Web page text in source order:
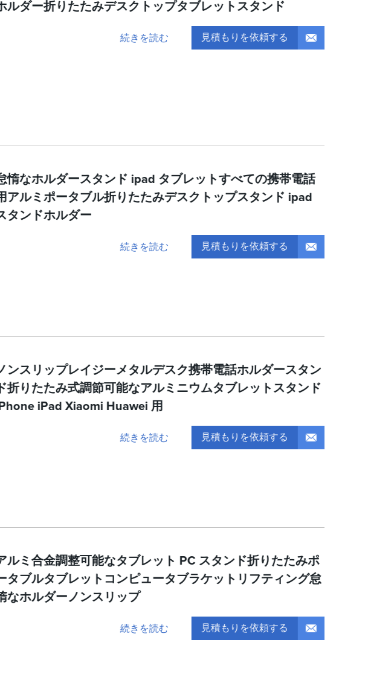
ルダー折りたたみデスクトップタブレットスタンド
続きを読む 見積もりを依頼する
惰なホルダースタンド ipad タブレットすべての携帯電話
アルミポータブル折りたたみデスクトップスタンド ipad
タンドホルダー
続きを読む 見積もりを依頼する
ンスリップレイジーメタルデスク携帯電話ホルダースタン
ド折りたたみ式調節可能なアルミニウムタブレットスタンド
iPad Xiaomi Huawei 用
続きを読む 見積もりを依頼する
ルミ合金調整可能なタブレット PC スタンド折りたたみポ
タブルタブレットコンピュータブラケットリフティング怠
なホルダーノンスリップ
続きを読む 見積もりを依頼する